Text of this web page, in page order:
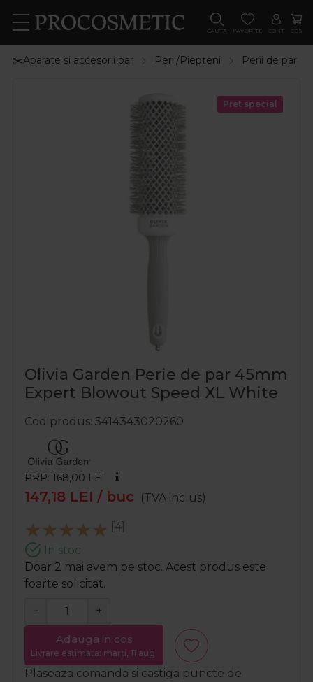
CAUTA FAVORITE CONT COS
✂️Aparate si accesorii par Perii/Piepteni Perii de par
Pret special
Olivia Garden Perie de par 45mm
Expert Blowout Speed XL White
Cod produs 5414343020260
PRP: 168,00 LEI
147,18 LEI / buc (TVA inclus)
[4]
In stoc
Doar 2 mai avem pe stoc. Acest produs este
foarte solicitat.
− +
Adauga in cos
Livrare estimata: marți, 11 aug.
Plaseaza comanda si castiga puncte de